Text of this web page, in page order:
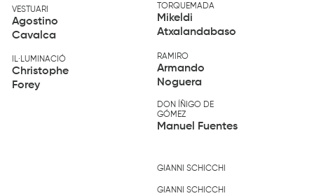
VESTUARI
Agostino
Cavalca
IL·LUMINACIÓ
Christophe
Forey
TORQUEMADA
Mikeldi
Atxalandabaso
RAMIRO
Armando
Noguera
DON ÍÑIGO DE
GÓMEZ
Manuel Fuentes
GIANNI SCHICCHI
GIANNI SCHICCHI